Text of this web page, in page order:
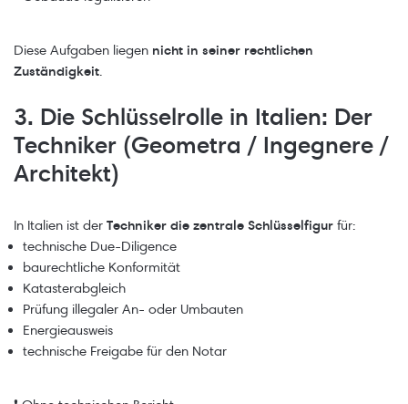
Diese Aufgaben liegen nicht in seiner rechtlichen
Zuständigkeit.
3. Die Schlüsselrolle in Italien: Der
Techniker (Geometra / Ingegnere /
Architekt)
In Italien ist der Techniker die zentrale Schlüsselfigur für:
technische Due-Diligence
baurechtliche Konformität
Katasterabgleich
Prüfung illegaler An- oder Umbauten
Energieausweis
technische Freigabe für den Notar